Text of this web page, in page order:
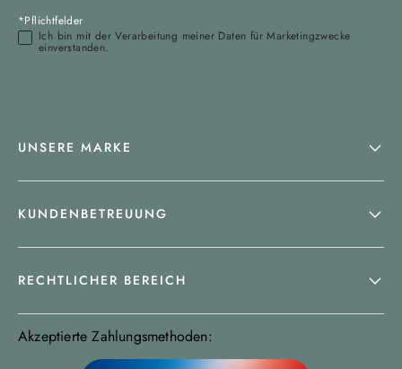
*Pflichtfelder
Ich bin mit der Verarbeitung meiner Daten für Marketingzwecke
einverstanden.
UNSERE MARKE
KUNDENBETREUUNG
RECHTLICHER BEREICH
Akzeptierte Zahlungsmethoden: